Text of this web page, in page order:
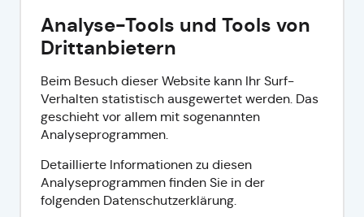
Analyse-Tools und Tools von
Dritt­anbietern
Beim Besuch dieser Website kann Ihr Surf-
Verhalten statistisch ausgewertet werden. Das
geschieht vor allem mit sogenannten
Analyseprogrammen.
Detaillierte Informationen zu diesen
Analyseprogrammen finden Sie in der
folgenden Datenschutzerklärung.